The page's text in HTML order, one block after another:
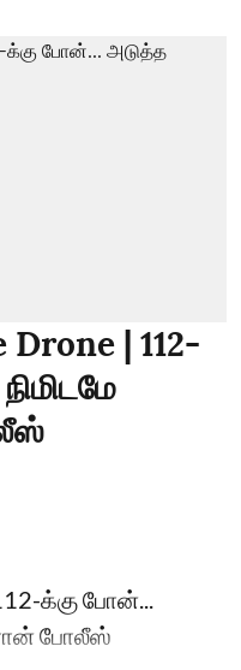
| 112-
க்கு போன்...
போலீஸ்